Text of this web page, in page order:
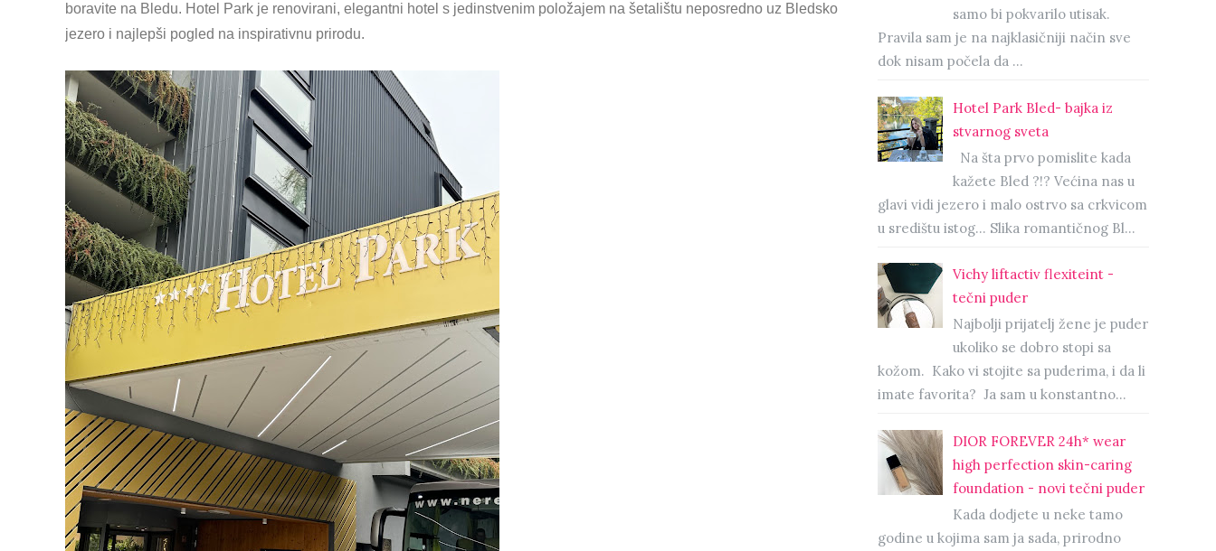
boravite na Bledu. Hotel Park je renovirani, elegantni hotel s jedinstvenim položajem na šetalištu neposredno uz Bledsko
jezero i najlepši pogled na inspirativnu prirodu.
samo bi pokvarilo utisak.
Pravila sam je na najklasičniji način sve
dok nisam počela da ...
Hotel Park Bled- bajka iz
stvarnog sveta
Na šta prvo pomislite kada
kažete Bled ?!? Većina nas u
glavi vidi jezero i malo ostrvo sa crkvicom
u središtu istog… Slika romantičnog Bl...
Vichy liftactiv flexiteint -
tečni puder
Najbolji prijatelj žene je puder
ukoliko se dobro stopi sa
kožom. Kako vi stojite sa puderima, i da li
imate favorita? Ja sam u konstantno...
DIOR FOREVER 24h* wear
high perfection skin-caring
foundation - novi tečni puder
Kada dodjete u neke tamo
godine u kojima sam ja sada, prirodno